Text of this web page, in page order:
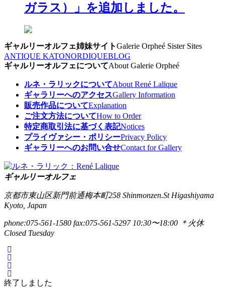
ガラス）」を追加しました。
ギャルリーオルフェ姉妹サイトGalerie Orpheé Sister Sites
ANTIQUE KATONORDIQUEBLOG
ギャルリーオルフェについてAbout Galerie Orpheé
ルネ・ラリックについてAbout René Lalique
ギャラリーへのアクセスGallery Information
販売作品についてExplanation
ご注文方法についてHow to Order
特定商取引法に基づく表記Notices
プライヴァシー・ポリシーPrivacy Policy
ギャラリーへのお問い合せContact for Gallery
ギャルリーオルフェ
京都市東山区新門前通梅本町258 Shinmonzen.St Higashiyama
Kyoto, Japan
phone:075-561-1580 fax:075-561-5297 10:30〜18:00 ＊火休
Closed Tuesday
終了しました